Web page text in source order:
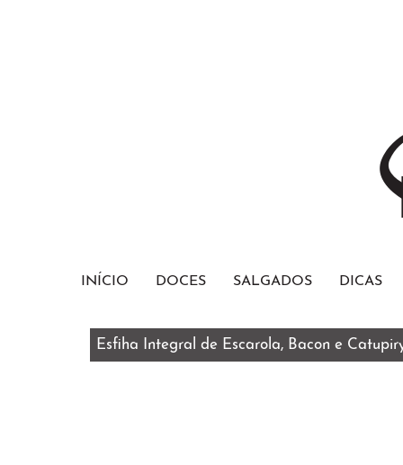
INÍCIO DOCES SALGADOS DICAS
Esfiha Integral de Escarola, Bacon e